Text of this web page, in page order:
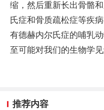
缩，然后重新长出骨骼
氏症和骨质疏松症等疾
有德赫内尔氏症的哺乳
至可能对我们的生物学
推荐内容